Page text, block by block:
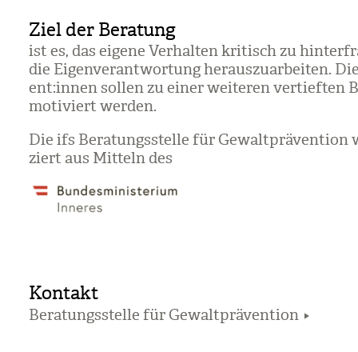
Ziel der Beratung
ist es, das eigene Ver­hal­ten kri­tisch zu
die Eigen­ver­ant­wor­tung her­aus­zu­ar­bei­ten.
ent:innen sol­len zu einer wei­te­ren ver­tief­ten
moti­viert wer­den.
Die ifs Bera­tungs­stelle für
ziert aus Mit­teln des
Kontakt
Beratungsstelle für Gewaltprävention